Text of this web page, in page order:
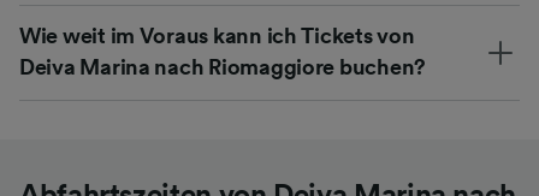
Wie weit im Voraus kann ich Tickets von
Deiva Marina nach Riomaggiore buchen?